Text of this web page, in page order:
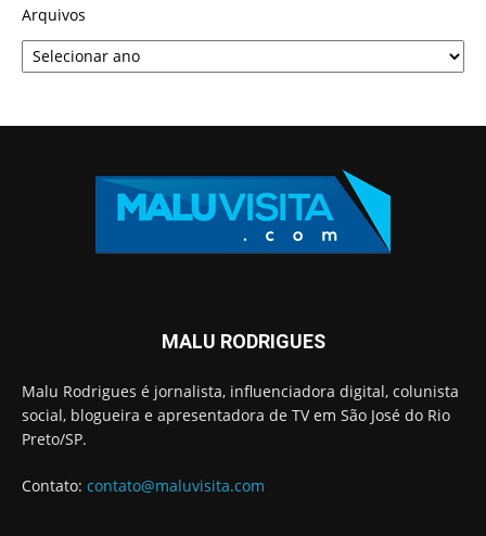
Arquivos
MALU RODRIGUES
Malu Rodrigues é jornalista, influenciadora digital, colunista
social, blogueira e apresentadora de TV em São José do Rio
Preto/SP.
Contato: contato@maluvisita.com